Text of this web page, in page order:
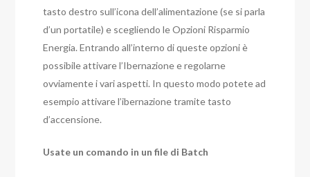
tasto destro sull’icona dell’alimentazione (se si parla
d’un portatile) e scegliendo le Opzioni Risparmio
Energia. Entrando all’interno di queste opzioni è
possibile attivare l’Ibernazione e regolarne
ovviamente i vari aspetti. In questo modo potete ad
esempio attivare l’ibernazione tramite tasto
d’accensione.
Usate un comando in un file di Batch